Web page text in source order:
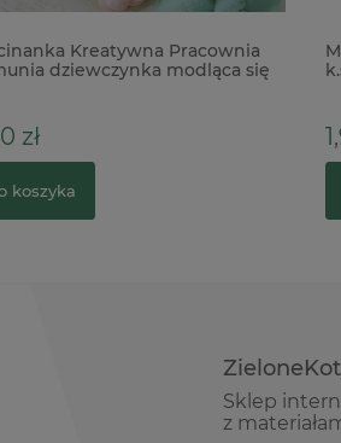
Kreatywna Pracownia
dziewczynka modląca się
zł
koszyka
Sklep
z